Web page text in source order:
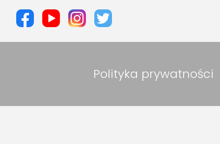
Polityka prywatności